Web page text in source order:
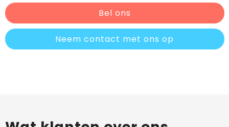
Bel ons
Neem contact met ons op